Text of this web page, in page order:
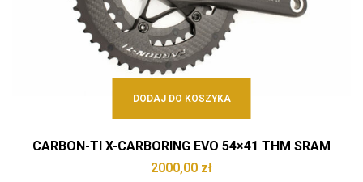
DODAJ DO KOSZYKA
CARBON-TI X-CARBORING EVO 54×41 THM SRAM
2000,00 zł